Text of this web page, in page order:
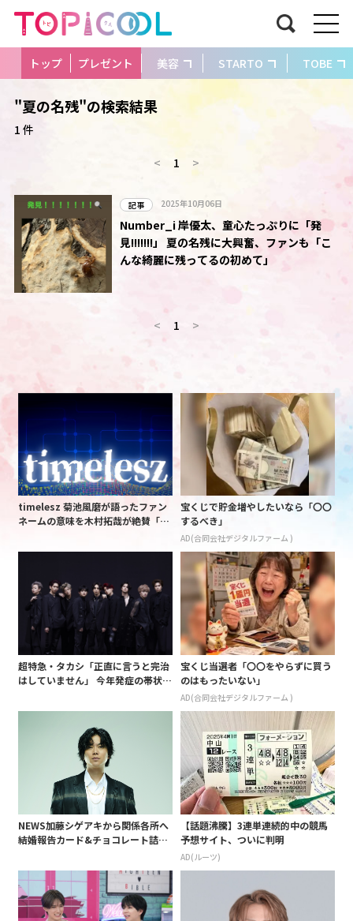
トップ プレゼント 美容 STARTO TOBE
"夏の名残"の検索結果
1 件
< 1 >
記事 2025年10月06日
Number_i 岸優太、童心たっぷりに「発
見!!!!!!!」 夏の名残に大興奮、ファンも「こ
んな綺麗に残ってるの初めて」
< 1 >
timelesz 菊池風磨が語ったファン
ネームの意味を木村拓哉が絶賛「考
宝くじで貯金増やしたいなら「〇〇
するべき」
AD(合同会社デジタルファーム )
超特急・タカシ「正直に言うと完治
はしていません」 今年発症の帯状疱
白 後遺症も語る
宝くじ当選者「〇〇をやらずに買う
のはもったいない」
AD(合同会社デジタルファーム )
NEWS加藤シゲアキから関係各所へ
結婚報告カード&チョコレート詰め
も添えて
【話題沸騰】3連単連続的中の競馬
予想サイト、ついに判明
AD(ルーツ)